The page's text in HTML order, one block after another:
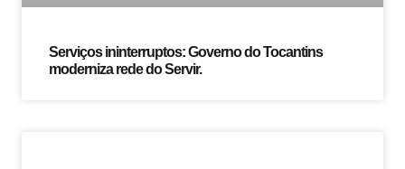
Serviços ininterruptos: Governo do Tocantins
moderniza rede do Servir.